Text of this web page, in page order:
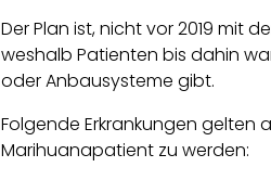
Der Plan ist, nicht vor 2019 mit
weshalb Patienten bis dahin
oder Anbausysteme gibt.
Folgende Erkrankungen gelten
Marihuanapatient zu werden: